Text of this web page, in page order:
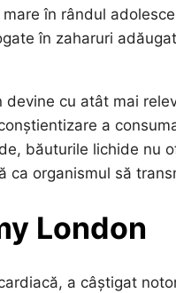
în rândul
în zaharuri
cu atât mai
a
băuturile lichide nu
ca organismul să
London
a câștigat